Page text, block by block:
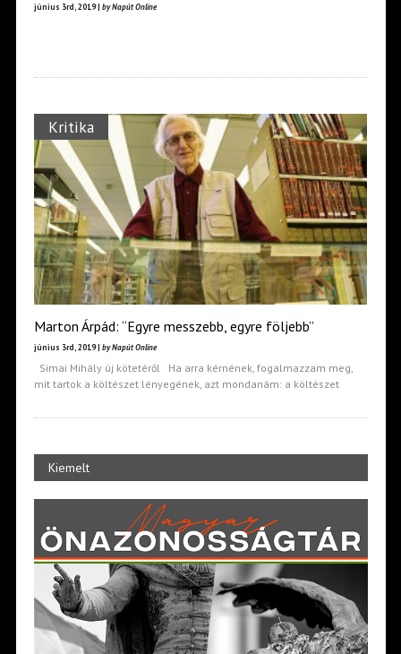
június 3rd, 2019 | by Napút Online
Kritika
Marton Árpád: “Egyre messzebb, egyre följebb”
június 3rd, 2019 | by Napút Online
Simai Mihály új kötetéről Ha arra kérnének, fogalmazzam meg,
mit tartok a költészet lényegének, azt mondanám: a költészet
Kiemelt